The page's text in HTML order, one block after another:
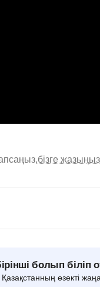
бізге жазыңыз
болып біліп
өзекті